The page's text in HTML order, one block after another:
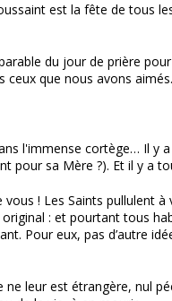
est la fête de tous
du jour de prière
ceux que nous avons aimés.
l'immense cortège… Il y
pour sa Mère ?). Et il y a
! Les Saints pullulent
: et pourtant tous
Pour eux, pas d’autre
leur est étrangère, nul